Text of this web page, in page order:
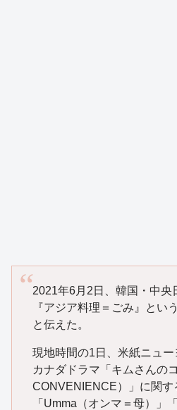
2021年6月2日、韓国・中央
『アジア料理＝ごみ』とい
と伝えた。
現地時間の1日、米紙ニュ
カナダドラマ「キムさんの
CONVENIENCE）」に関す
「Umma（オンマ＝母）」